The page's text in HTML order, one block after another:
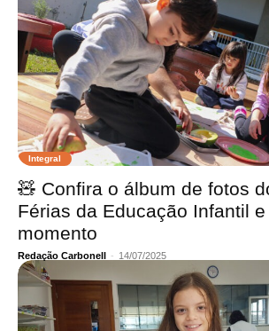
Integral
🧸 Confira o álbum de fotos
Férias da Educação Infantil
momento
Redação Carbonell - 14/07/2025